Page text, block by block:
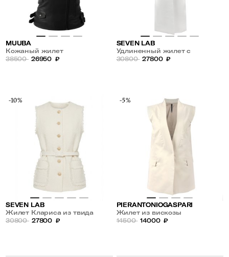
MUUBA
Кожаный жилет
38500 26950 ₽
SEVEN LAB
Удлиненный жилет с
разрезами
30800 27800 ₽
-10%
SEVEN LAB
Жилет Клариса из твида
30800 27800 ₽
-5%
PIERANTONIOGASPARI
Жилет из вискозы
14500 14000 ₽